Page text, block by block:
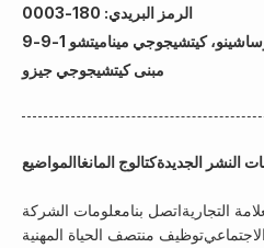
الرمز البريدي: 180-0003
كيتشيجوجي ميناميتشو 1-9-9
مبنى كيتشيجوجي جيزو
المواضيعكتالوج المانغاالنشر الجديدة
معلومات الشركةاتصل بناالتجارية
توظيف منتصف الحياة المهنية